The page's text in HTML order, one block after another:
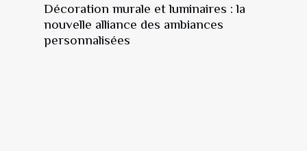
Décoration murale et luminaires : la
nouvelle alliance des ambiances
personnalisées